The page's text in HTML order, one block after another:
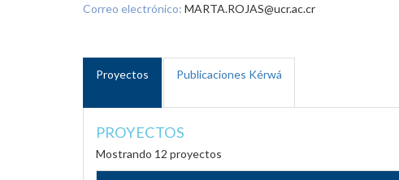
Correo electrónico: MARTA.ROJAS@ucr.ac.cr
Proyectos Publicaciones Kérwá
PROYECTOS
Mostrando 12 proyectos